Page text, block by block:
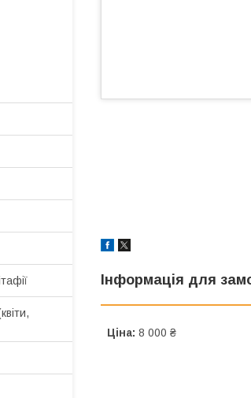
Інформація для
Ціна: 8 000 ₴